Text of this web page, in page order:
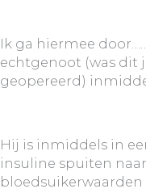
Ik ga hiermee
echtgenoot (was dit
geopereerd)
Hij is inmiddels in
insuline spuiten
bloedsuikerwaarden